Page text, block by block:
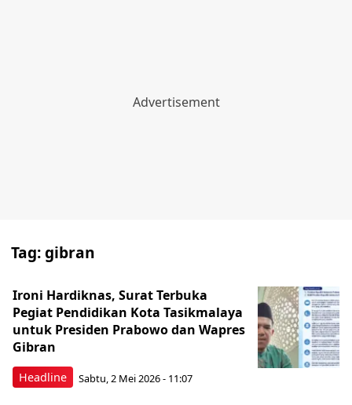
Tag:gibran
Headline
Ironi Hardiknas, Surat Terbuka
Pegiat Pendidikan Kota Tasikmalaya
untuk Presiden Prabowo dan Wapres
Gibran
Sabtu, 2 Mei 2026 - 11:07